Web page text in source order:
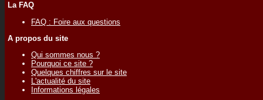
La FAQ
FAQ : Foire aux questions
A propos du site
Qui sommes nous ?
Pourquoi ce site ?
Quelques chiffres sur le site
L'actualité du site
Informations légales